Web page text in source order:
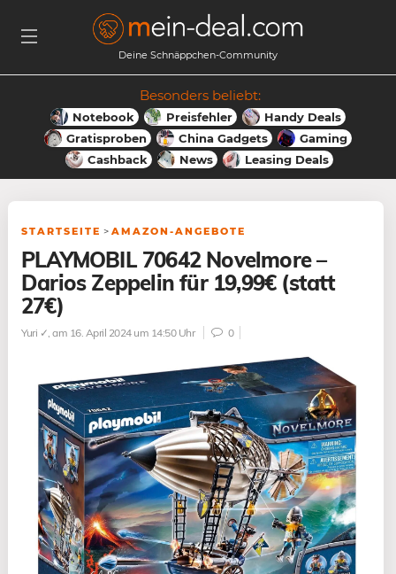
Deine Schnäppchen-Community
Besonders beliebt:
Notebook Preisfehler
Handy Deals
Gratisproben
China Gadgets
Gaming
Cashback
News Leasing Deals
STARTSEITE > AMAZON-ANGEBOTE
PLAYMOBIL 70642 Novelmore –
Darios Zeppelin für 19,99€ (statt
27€)
Yuri ✓, am 16. April 2024 um 14:50 Uhr 0